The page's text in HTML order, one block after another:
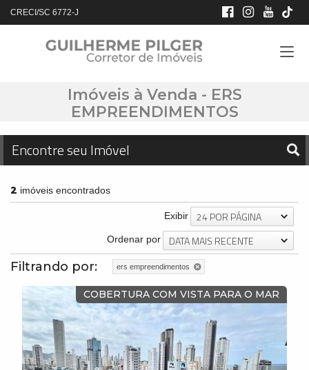
CRECI/SC 6772-J
Imóveis à Venda - ERS
EMPREENDIMENTOS
Encontre seu Imóvel
2 imóveis encontrados
Exibir 24 POR PÁGINA
Ordenar por DATA MAIS RECENTE
Filtrando por: ers empreendimentos
COBERTURA COM VISTA PARA O MAR